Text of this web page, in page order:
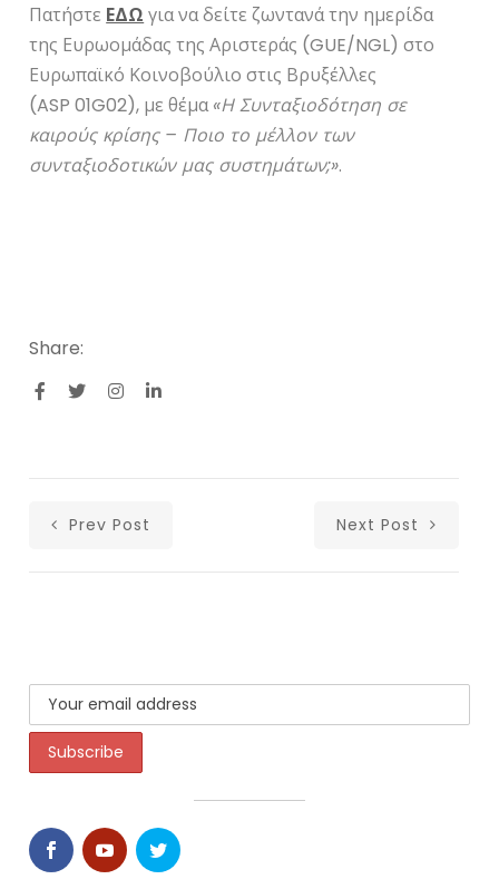
Πατήστε ΕΔΩ για να δείτε ζωντανά την ημερίδα
της Ευρωομάδας της Αριστεράς (GUE/NGL) στο
Ευρωπαϊκό Κοινοβούλιο στις Βρυξέλλες
(ASP 01G02), με θέμα«Η Συνταξιοδότηση σε
καιρούς κρίσης – Ποιο το μέλλον των
συνταξιοδοτικών μας συστημάτων;».
Share:
Prev Post Next Post